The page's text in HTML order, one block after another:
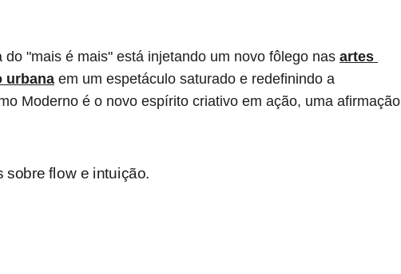
"mais é mais" está injetando um novo fôlego nas artes
urbana em um espetáculo saturado e redefinindo a
Moderno é o novo espírito criativo em ação, uma afirmação